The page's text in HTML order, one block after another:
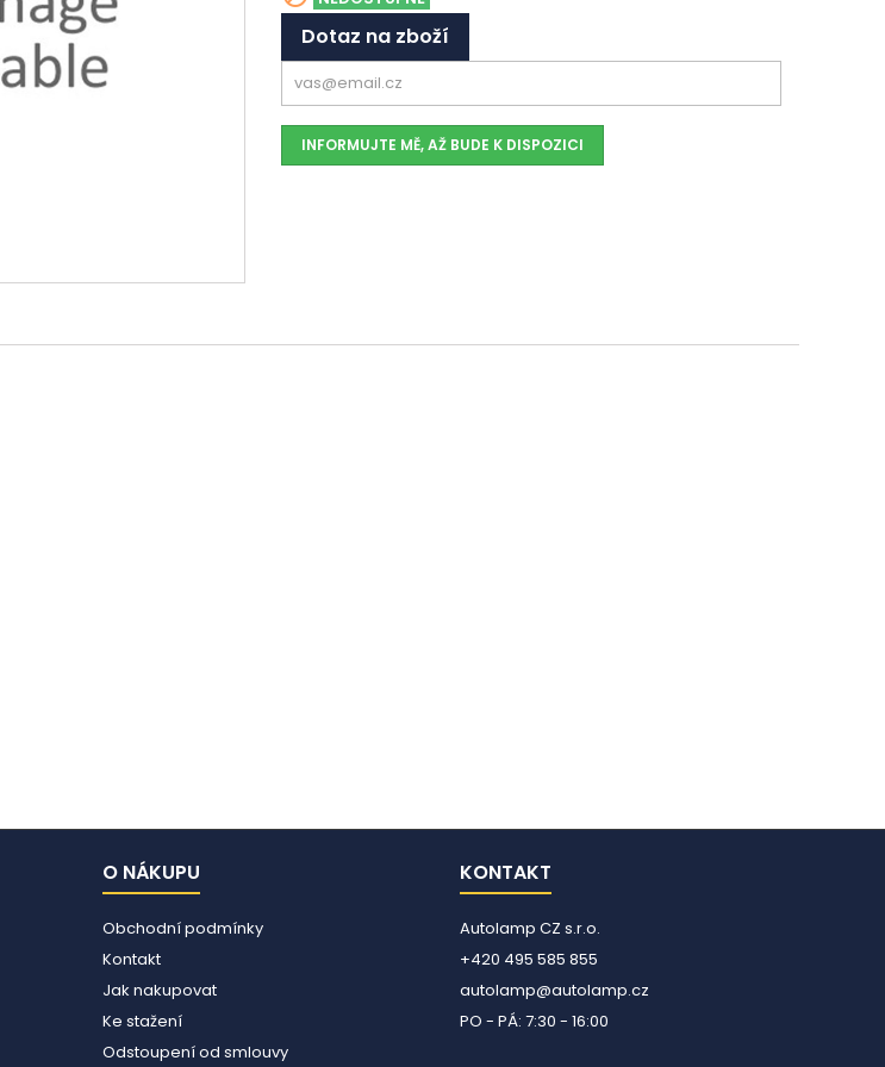
Dotaz na zboží
INFORMUJTE MĚ, AŽ BUDE K DISPOZICI
O NÁKUPU
Obchodní podmínky
Kontakt
Jak nakupovat
Ke stažení
Odstoupení od smlouvy
KONTAKT
Autolamp CZ s.r.o.
+420 495 585 855
autolamp@autolamp.cz
PO - PÁ: 7:30 - 16:00